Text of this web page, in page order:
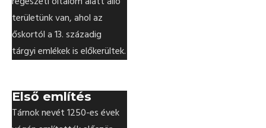
területünk van, ahol az
őskortól a 13. századig
tárgyi emlékek is előkerültek.
Első említés
Tárnok nevét 1250-es évek